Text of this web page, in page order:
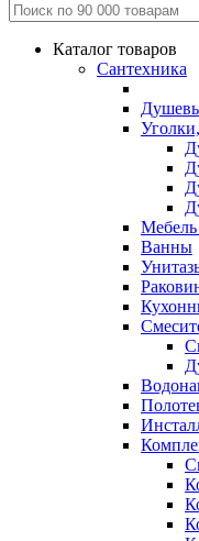
Каталог товаров
Сантехника
Ванны